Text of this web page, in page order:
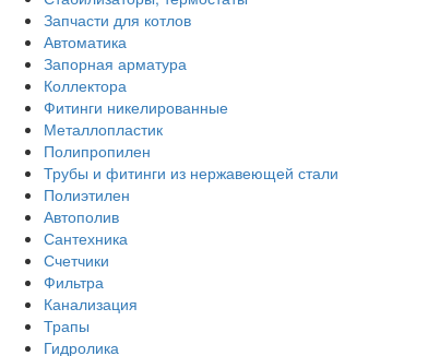
Запчасти для котлов
Автоматика
Запорная арматура
Коллектора
Фитинги никелированные
Металлопластик
Полипропилен
Трубы и фитинги из нержавеющей стали
Полиэтилен
Автополив
Сантехника
Счетчики
Фильтра
Канализация
Трапы
Гидролика